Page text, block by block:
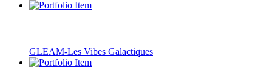
GLEAM-Les Vibes Galactiques